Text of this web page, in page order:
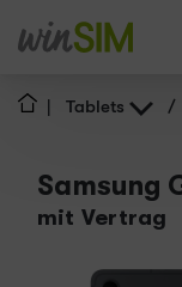
Tablets /
Samsung
mit Vertrag